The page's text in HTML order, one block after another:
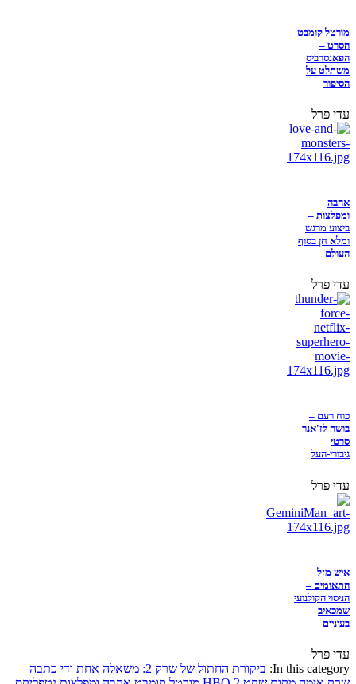
מורטל קומבט
הסרט –
הפאנסרביס
משתלט על
הסיפור
עדי פרל
אהבה
ומפלצות –
ביצוע מרגש
ומלא חן בסוף
העולם
עדי פרל
כוח רעם –
בושה לז'אנר
סרטי
גיבורי-העל
עדי פרל
איש מזל
התאומים –
הניסוי הקולנועי
שמכאיב
בעיניים
עדי פרל
In this category: ביקורת החתול של שרק 2: משאלה אחת ודי
כתבה